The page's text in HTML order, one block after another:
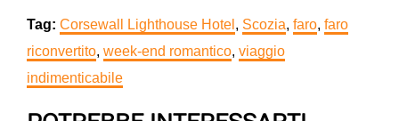
Tag: Corsewall Lighthouse Hotel , Scozia, faro, faro
riconvertito, week-end romantico, viaggio
indimenticabile